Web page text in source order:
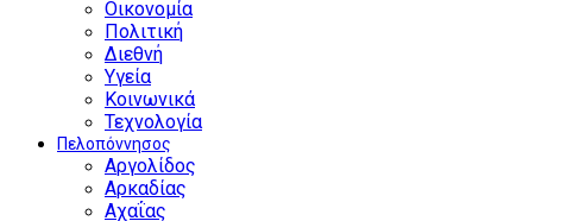
Οικονομία
Πολιτική
Διεθνή
Υγεία
Κοινωνικά
Τεχνολογία
Πελοπόννησος
Αργολίδος
Αρκαδίας
Αχαΐας